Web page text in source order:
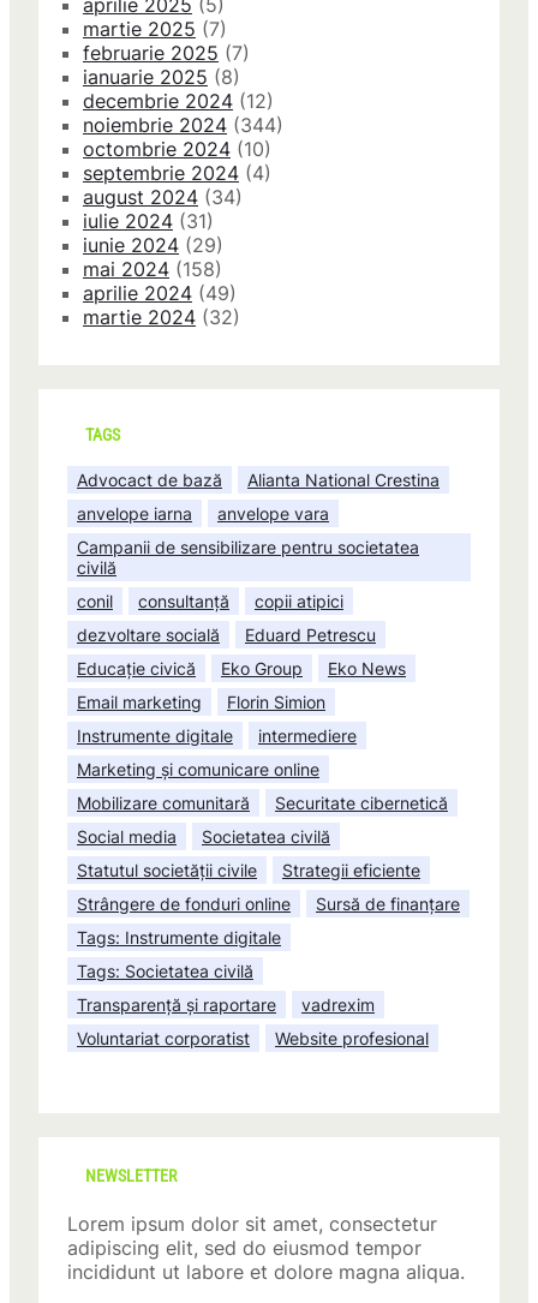
aprilie 2025 (5)
martie 2025 (7)
februarie 2025 (7)
ianuarie 2025 (8)
decembrie 2024 (12)
noiembrie 2024 (344)
octombrie 2024 (10)
septembrie 2024 (4)
august 2024 (34)
iulie 2024 (31)
iunie 2024 (29)
mai 2024 (158)
aprilie 2024 (49)
martie 2024 (32)
TAGS
Advocact de bază
Alianta National Crestina
anvelope iarna
anvelope vara
Campanii de sensibilizare pentru societatea
civilă
conil
consultanță
copii atipici
dezvoltare socială
Eduard Petrescu
Educație civică
Eko Group
Eko News
Email marketing
Florin Simion
Instrumente digitale
intermediere
Marketing și comunicare online
Mobilizare comunitară
Securitate cibernetică
Social media
Societatea civilă
Statutul societății civile
Strategii eficiente
Strângere de fonduri online
Sursă de finanțare
Tags: Instrumente digitale
Tags: Societatea civilă
Transparență și raportare
vadrexim
Voluntariat corporatist
Website profesional
NEWSLETTER
Lorem ipsum dolor sit amet, consectetur
adipiscing elit, sed do eiusmod tempor
incididunt ut labore et dolore magna aliqua.